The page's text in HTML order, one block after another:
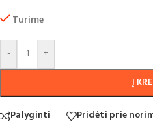
Turime
- +
Į
Palyginti Pridėti prie